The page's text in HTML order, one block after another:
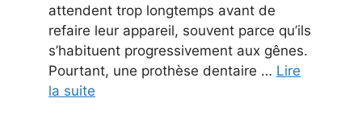
attendent trop longtemps avant de
refaire leur appareil, souvent parce qu’ils
s’habituent progressivement aux gênes.
Pourtant, une prothèse dentaire … Lire
la suite